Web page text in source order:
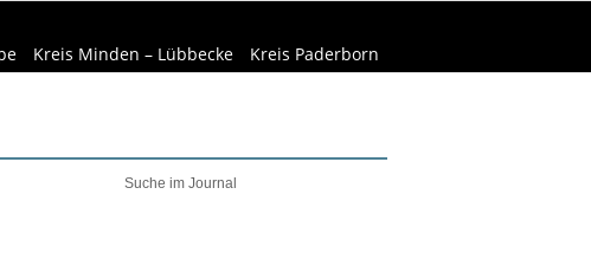
Kreis Minden – Lübbecke Kreis Paderborn